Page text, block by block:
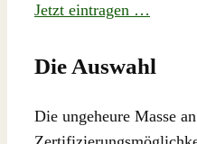
Jetzt eintragen …
Die Auswahl
Die ungeheure Masse an